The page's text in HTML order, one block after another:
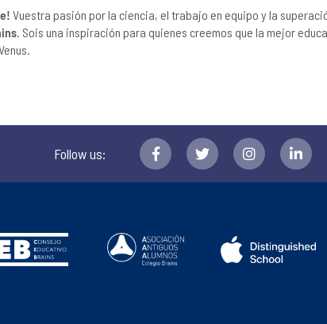
Vuestra pasión por la ciencia, el trabajo en equipo y la
. Sois una inspiración para quienes creemos que la mejor
Follow us: